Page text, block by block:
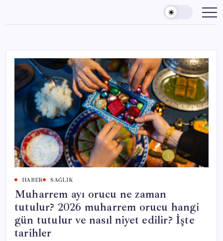
content
HABER SAĞLIK
Muharrem ayı orucu ne zaman
tutulur? 2026 muharrem orucu hangi
gün tutulur ve nasıl niyet edilir? İşte
tarihler